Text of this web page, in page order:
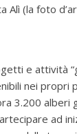
Alì (la foto
e attività
nei propri
3.200 alberi
ad